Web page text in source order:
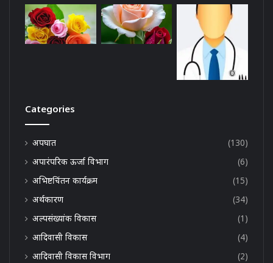
Categories
अपघात
(130)
अपारंपरिक ऊर्जा विभाग
(6)
अभिष्टचिंतन कार्यक्रम
(15)
अर्थकारण
(34)
अल्पसंख्यांक विकास
(1)
आदिवासी विकास
(4)
आदिवासी विकास विभाग
(2)